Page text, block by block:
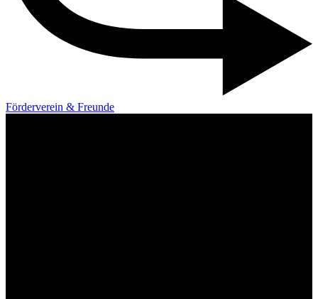
Förderverein & Freunde